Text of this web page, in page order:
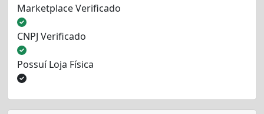
Marketplace Verificado
CNPJ Verificado
Possuí Loja Física